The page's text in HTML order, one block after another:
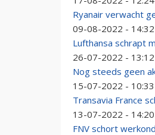
Ryanair verwacht
09-08-2022 - 14:32
Lufthansa schrapt
26-07-2022 - 13:12
Nog steeds geen
15-07-2022 - 10:33
Transavia France
13-07-2022 - 14:20
FNV schort